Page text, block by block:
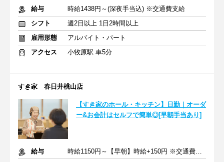
給与
時給1438円～(深夜手当込) ※交通費支給
シフト
週2日以上 1日2時間以上
雇用形態
アルバイト・パート
アクセス
小牧原駅 車5分
すき家 春日井桃山店
【すき家のホール・キッチン】日勤｜オーダ
ー&お会計はセルフで簡単◎[早朝手当あり]
給与
時給1150円～【早朝】時給+150円 ※交通費支給